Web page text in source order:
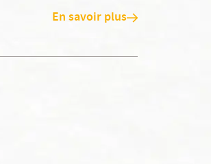
En savoir plus